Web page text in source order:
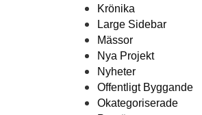
Krönika
Large Sidebar
Mässor
Nya Projekt
Nyheter
Offentligt Byggande
Okategoriserade